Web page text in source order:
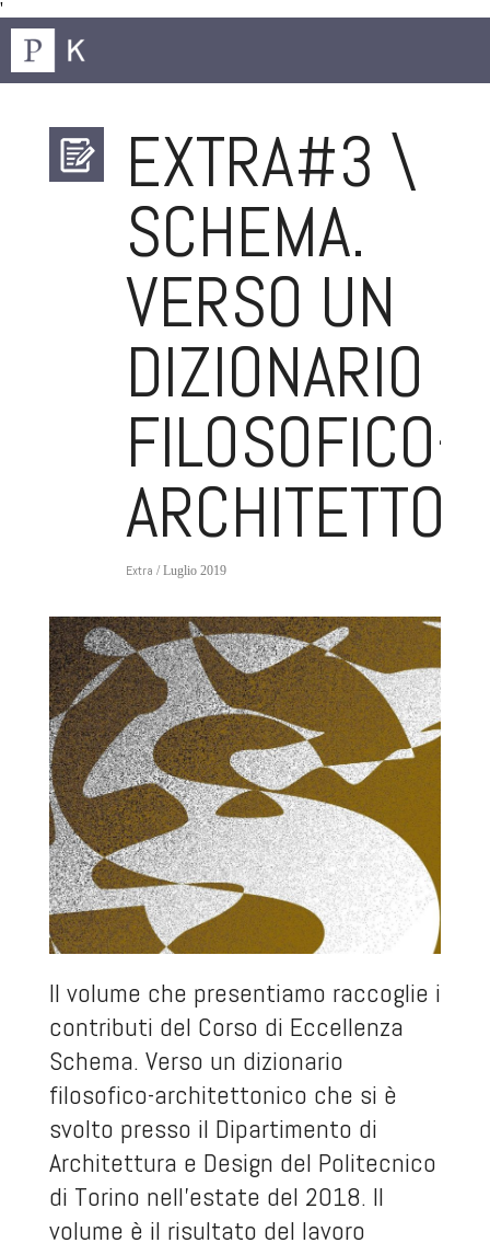
'
EXTRA#3 \
SCHEMA.
VERSO UN
DIZIONARIO
FILOSOFICO-
Extra / Luglio 2019
Il volume che presentiamo raccoglie i
contributi del Corso di Eccellenza
Schema. Verso un dizionario
filosofico-architettonico che si è
svolto presso il Dipartimento di
Architettura e Design del Politecnico
di Torino nell’estate del 2018. Il
volume è il risultato del lavoro